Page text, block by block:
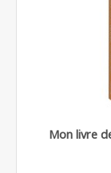
Mon livre